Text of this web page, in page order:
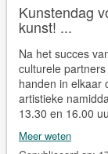
Kunstendag
kunst! ...
Na het succes
culturele
handen in elkaar
artistieke
13.30 en 16.00
Meer weten